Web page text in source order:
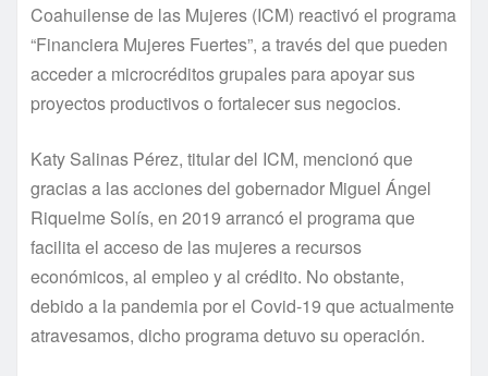
Coahuilense de las Mujeres (ICM) reactivó el programa
“Financiera Mujeres Fuertes”, a través del que pueden
acceder a microcréditos grupales para apoyar sus
proyectos productivos o fortalecer sus negocios.
Katy Salinas Pérez, titular del ICM, mencionó que
gracias a las acciones del gobernador Miguel Ángel
Riquelme Solís, en 2019 arrancó el programa que
facilita el acceso de las mujeres a recursos
económicos, al empleo y al crédito. No obstante,
debido a la pandemia por el Covid-19 que actualmente
atravesamos, dicho programa detuvo su operación.